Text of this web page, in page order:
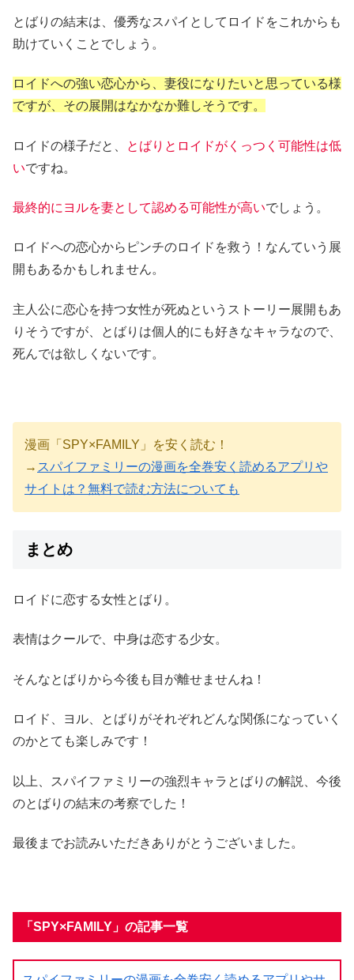
とばりの結末は、優秀なスパイとしてロイドをこれからも
助けていくことでしょう。
ロイドへの強い恋心から、妻役になりたいと思っている様
ですが、その展開はなかなか難しそうです。
ロイドの様子だと、
とばりとロイドがくっつく可能性は低
いですね。
最終的にヨルを妻として認める可能性が高いでしょう。
ロイドへの恋心からピンチのロイドを救う！なんていう展
開もあるかもしれません。
主人公に恋心を持つ女性が死ぬというストーリー展開もあ
りそうですが、とばりは個人的にも好きなキャラなので、
死んでは欲しくないです。
漫画「SPY×FAMILY」を安く読む！
→ スパイファミリーの漫画を全巻安く読めるアプリや
サイトは？無料で読む方法についても
まとめ
ロイドに恋する女性とばり。
表情はクールで、中身は恋する少女。
そんなとばりから今後も目が離せませんね！
ロイド、ヨル、とばりがそれぞれどんな関係になっていく
のかとても楽しみです！
以上、スパイファミリーの強烈キャラとばりの解説、今後
のとばりの結末の考察でした！
最後までお読みいただきありがとうございました。
「SPY×FAMILY」の記事一覧